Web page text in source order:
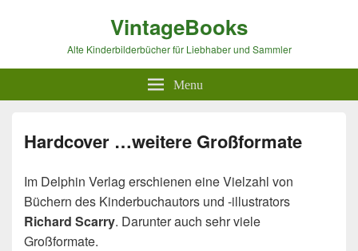
VintageBooks
Alte Kinderbilderbücher für Liebhaber und Sammler
Menu
Hardcover …weitere Großformate
Im Delphin Verlag erschienen eine Vielzahl von
Büchern des Kinderbuchautors und -illustrators
Richard Scarry. Darunter auch sehr viele
Großformate.